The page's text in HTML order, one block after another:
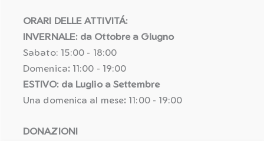
ORARI DELLE ATTIVITÁ:
INVERNALE: da Ottobre a Giugno
Sabato: 15:00 - 18:00
Domenica: 11:00 - 19:00
ESTIVO: da Luglio a Settembre
Una domenica al mese: 11:00 - 19:00
DONAZIONI